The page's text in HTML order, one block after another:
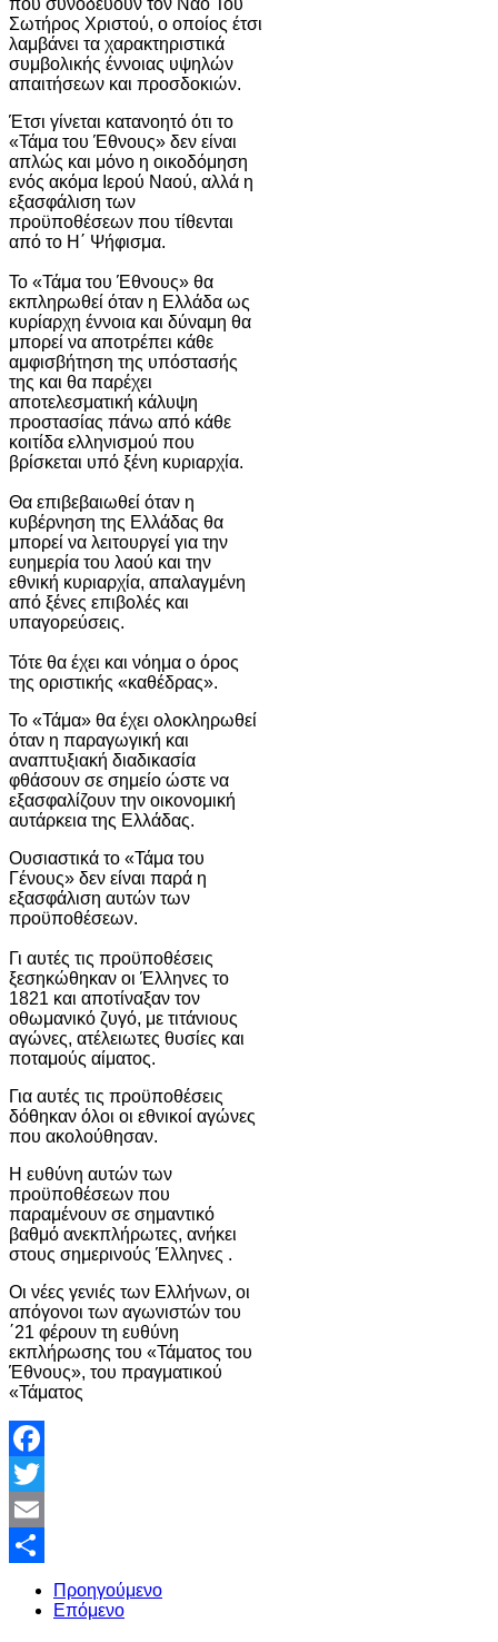
Σωτήρος Χριστού, ο οποίος έτσι
λαμβάνει τα χαρακτηριστικά
συμβολικής έννοιας υψηλών
απαιτήσεων και προσδοκιών.
Έτσι γίνεται κατανοητό ότι το
«Τάμα του Έθνους» δεν είναι
απλώς και μόνο η οικοδόμηση
ενός ακόμα Ιερού Ναού, αλλά η
εξασφάλιση των
προϋποθέσεων που τίθενται
από το Η΄ Ψήφισμα.
Το «Τάμα του Έθνους» θα
εκπληρωθεί όταν η Ελλάδα ως
κυρίαρχη έννοια και δύναμη θα
μπορεί να αποτρέπει κάθε
αμφισβήτηση της υπόστασής
της και θα παρέχει
αποτελεσματική κάλυψη
προστασίας πάνω από κάθε
κοιτίδα ελληνισμού που
βρίσκεται υπό ξένη κυριαρχία.
Θα επιβεβαιωθεί όταν η
κυβέρνηση της Ελλάδας θα
μπορεί να λειτουργεί για την
ευημερία του λαού και την
εθνική κυριαρχία, απαλαγμένη
από ξένες επιβολές και
υπαγορεύσεις.
Τότε θα έχει και νόημα ο όρος
της οριστικής «καθέδρας».
Το «Τάμα» θα έχει ολοκληρωθεί
όταν η παραγωγική και
αναπτυξιακή διαδικασία
φθάσουν σε σημείο ώστε να
εξασφαλίζουν την οικονομική
αυτάρκεια της Ελλάδας.
Ουσιαστικά το «Τάμα του
Γένους» δεν είναι παρά η
εξασφάλιση αυτών των
προϋποθέσεων.
Γι αυτές τις προϋποθέσεις
ξεσηκώθηκαν οι Έλληνες το
1821 και αποτίναξαν τον
οθωμανικό ζυγό, με τιτάνιους
αγώνες, ατέλειωτες θυσίες και
ποταμούς αίματος.
Για αυτές τις προϋποθέσεις
δόθηκαν όλοι οι εθνικοί αγώνες
που ακολούθησαν.
Η ευθύνη αυτών των
προϋποθέσεων που
παραμένουν σε σημαντικό
βαθμό ανεκπλήρωτες, ανήκει
στους σημερινούς Έλληνες .
Οι νέες γενιές των Ελλήνων, οι
απόγονοι των αγωνιστών του
΄21 φέρουν τη ευθύνη
εκπλήρωσης του «Τάματος του
Έθνους», του πραγματικού
«Τάματος
Facebook
Twitter
Email
Share
Προηγούμενο
Επόμενο